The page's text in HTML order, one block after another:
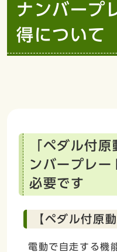
ナンバープ
得について
「ペダル付
ンバープレー
必要です
【ペダル付原
電動で自走する機